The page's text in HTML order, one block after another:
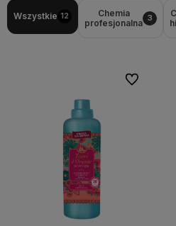
Wszystkie 12
Chemia
profesjonalna 3
Do